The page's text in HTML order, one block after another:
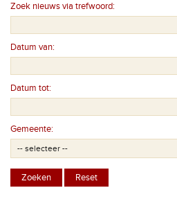
Zoek nieuws via trefwoord:
Datum van:
Datum tot:
Gemeente: